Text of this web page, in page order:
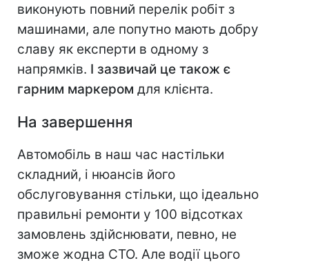
виконують повний перелік робіт з
машинами, але попутно мають добру
славу як експерти в одному з
напрямків. І зазвичай це також є
гарним маркером для клієнта.
На завершення
Автомобіль в наш час настільки
складний, і нюансів його
обслуговування стільки, що ідеально
правильні ремонти у 100 відсотках
замовлень здійснювати, певно, не
зможе жодна СТО. Але водії цього